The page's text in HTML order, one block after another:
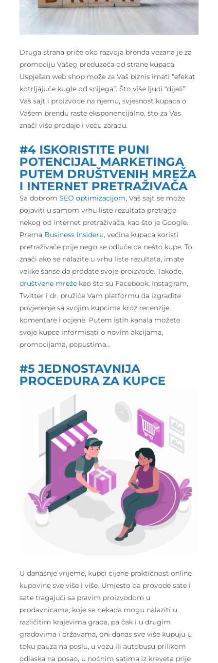
Druga strana priče oko razvoja brenda vezana je za
promociju Vašeg preduzeća od strane kupaca.
Uspješan web shop može za Vaš biznis imati “efekat
kotrljajuće kugle od snijega”. Što više ljudi “dijeli”
Vaš sajt i proizvode na njemu, svjesnost kupaca o
Vašem brendu raste eksponencijalno, što za Vas
znači više prodaje i veću zaradu.
#4 ISKORISTITE PUNI
POTENCIJAL MARKETINGA
PUTEM DRUŠTVENIH MREŽA
I INTERNET PRETRAŽIVAČA
Sa dobrom SEO optimizacijom, Vaš sajt se može
pojaviti u samom vrhu liste rezultata pretrage
nekog od internet pretraživača, kao što je Google.
Prema Business Insideru, većina kupaca koristi
pretraživače prije nego se odluče da nešto kupe. To
znači ako se nalazite u vrhu liste rezultata, imate
velike šanse da prodate svoje proizvode. Takođe,
društvene mreže kao što su Facebook, Instagram,
Twitter i dr. pružiće Vam platformu da izgradite
povjerenje sa svojim kupcima kroz recenzije,
komentare i ocjene. Putem istih kanala možete
svoje kupce informisati o novim akcijama,
promocijama, popustima…
#5 JEDNOSTAVNIJA
PROCEDURA ZA KUPCE
U današnje vrijeme, kupci cijene praktičnost online
kupovine sve više i više. Umjesto da provode sate i
sate tragajući sa pravim proizvodom u
prodavnicama, koje se nekada mogu nalaziti u
različitim krajevima grada, pa čak i u drugim
gradovima i državama, oni danas sve više kupuju u
toku pauza na poslu, u vozu ili autobusu prilikom
odlaska na posao, u noćnim satima iz kreveta prije